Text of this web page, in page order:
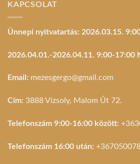
KAPCSOLAT
Ünnepi nyitvatartás: 2026.03.15.
2026.04.01.-2026.04.11. 9:00-17:00
Email: mezesgergo@gmail.com
Cím: 3888 Vizsoly, Malom Út 72.
Telefonszám 9:00-16:00 között:
Telefonszám 16:00 után: